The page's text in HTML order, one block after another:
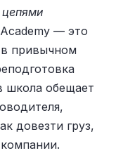
цепями
— это
в привычном
школа обещает
довезти груз,